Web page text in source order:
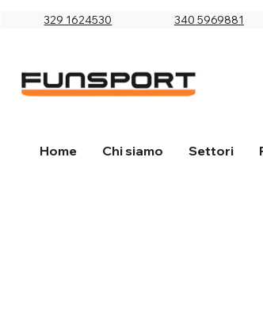
329 1624530 340 5969881
Home Chi siamo Settori